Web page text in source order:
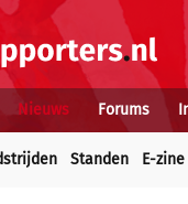
Nieuws Forums
Standen E-zine